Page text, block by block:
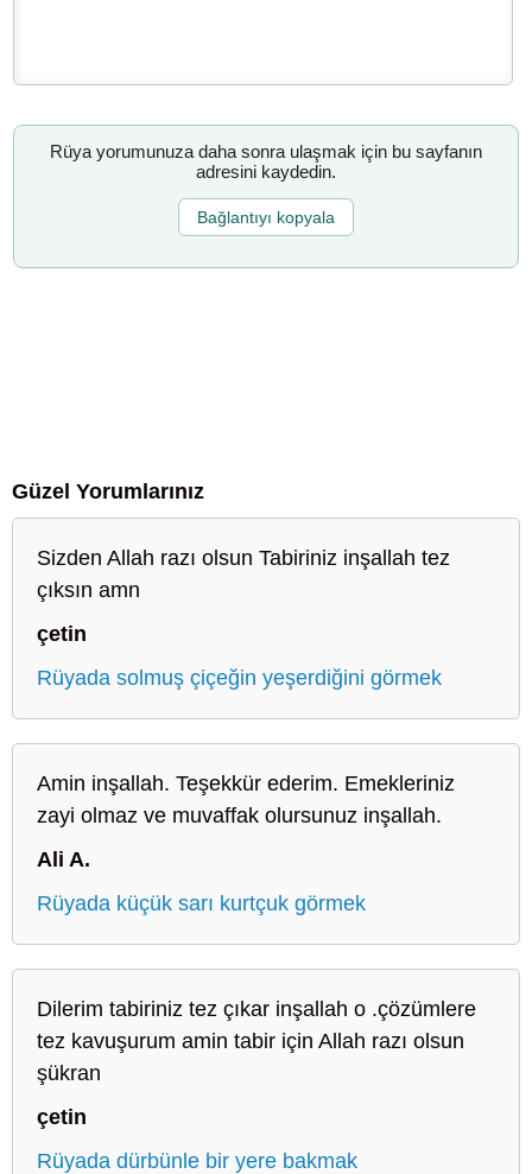
Rüya yorumunuza daha sonra ulaşmak için bu sayfanın
adresini kaydedin.
Bağlantıyı kopyala
Güzel Yorumlarınız
Sizden Allah razı olsun Tabiriniz inşallah tez
çıksın amn
çetin
Rüyada solmuş çiçeğin yeşerdiğini görmek
Amin inşallah. Teşekkür ederim. Emekleriniz
zayi olmaz ve muvaffak olursunuz inşallah.
Ali A.
Rüyada küçük sarı kurtçuk görmek
Dilerim tabiriniz tez çıkar inşallah o .çözümlere
tez kavuşurum amin tabir için Allah razı olsun
şükran
çetin
Rüyada dürbünle bir yere bakmak